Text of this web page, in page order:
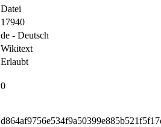
Datei
17940
de - Deutsch
Wikitext
Erlaubt
0